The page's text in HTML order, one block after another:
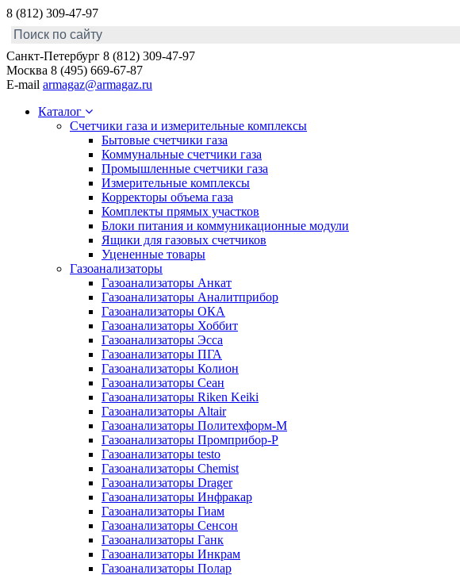
8 (812) 309-47-97
Санкт-Петербург 8 (812) 309-47-97
Москва 8 (495) 669-67-87
E-mail armagaz@armagaz.ru
Каталог
Счетчики газа и измерительные комплексы
Бытовые счетчики газа
Коммунальные счетчики газа
Промышленные счетчики газа
Измерительные комплексы
Корректоры объема газа
Комплекты прямых участков
Блоки питания и коммуникационные модули
Ящики для газовых счетчиков
Уцененные товары
Газоанализаторы
Газоанализаторы Анкат
Газоанализаторы Аналитприбор
Газоанализаторы ОКА
Газоанализаторы Хоббит
Газоанализаторы Эсса
Газоанализаторы ПГА
Газоанализаторы Колион
Газоанализаторы Сеан
Газоанализаторы Riken Keiki
Газоанализаторы Altair
Газоанализаторы Политехформ-М
Газоанализаторы Промприбор-Р
Газоанализаторы testo
Газоанализаторы Chemist
Газоанализаторы Drager
Газоанализаторы Инфракар
Газоанализаторы Гиам
Газоанализаторы Сенсон
Газоанализаторы Ганк
Газоанализаторы Инкрам
Газоанализаторы Полар